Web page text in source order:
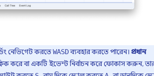
নেভিগেট করতেWASDব্যবহার করতে পারেন। প্রধান
করে বা একটি ইভেন্ট নির্বাচন করে ফোকাস করুন,